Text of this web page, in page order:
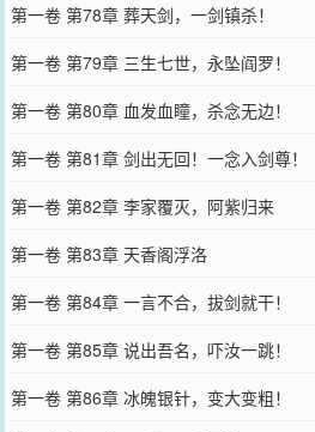
第一卷 第78章 葬天剑，一剑镇杀！
第一卷 第79章 三生七世，永坠阎罗！
第一卷 第80章 血发血瞳，杀念无边！
第一卷 第81章 剑出无回！一念入剑尊！
第一卷 第82章 李家覆灭，阿紫归来
第一卷 第83章 天香阁浮洛
第一卷 第84章 一言不合，拔剑就干！
第一卷 第85章 说出吾名，吓汝一跳！
第一卷 第86章 冰魄银针，变大变粗！